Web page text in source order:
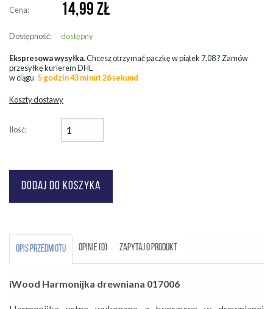
Cena: 14,99 ZŁ
Dostępność: dostępny
Ekspresowa wysyłka.Chcesz otrzymać paczkę wpiątek 7.08? Zamów
przesyłkę kurierem DHL
w ciągu 5 godzin 43 minut 24 sekund
Koszty dostawy
Ilość:
OPIS PRZEDMIOTU OPINIE (0) ZAPYTAJ O PRODUKT
iWood Harmonijka drewniana 017006